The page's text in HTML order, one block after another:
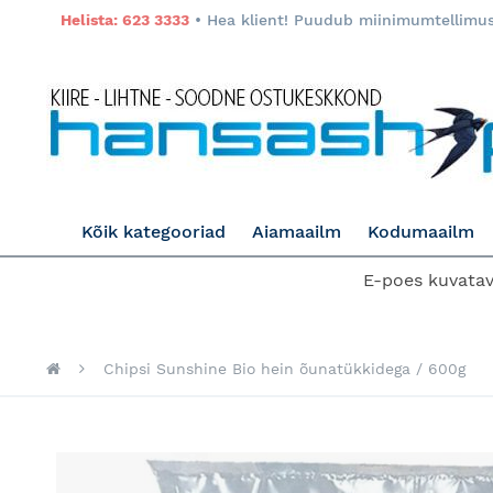
Helista: 623 3333 • Hea klient! Puudub
Kõik kategooriad Aiamaailm Kodumaailm
E-poes
Chipsi Sunshine Bio hein õunatükkidega / 600g